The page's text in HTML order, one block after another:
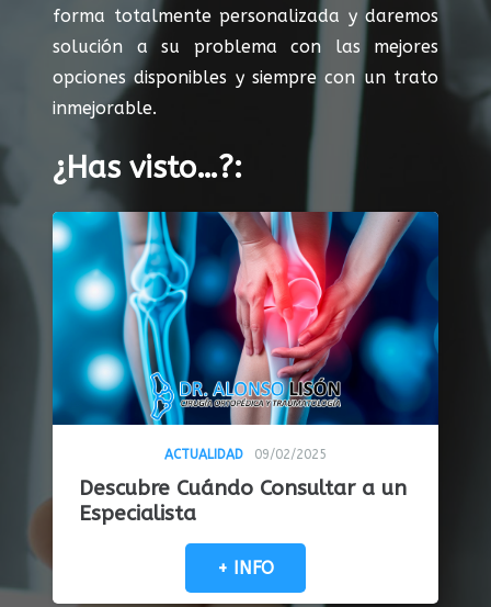
forma totalmente personalizada y daremos
solución a su problema con las mejores
opciones disponibles y siempre con un trato
inmejorable.
¿Has visto…?:
ACTUALIDAD 09/02/2025
Descubre Cuándo Consultar a un
Especialista
+ INFO